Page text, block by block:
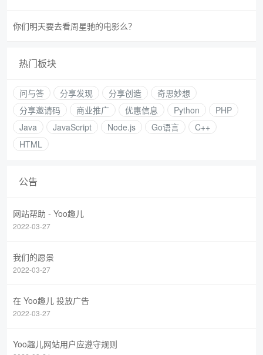
你们明天要去看周星驰的电影么？
热门板块
问与答 分享发现 分享创造
奇思妙想
分享邀请码
商业推广 优惠信息 Python
PHP
Java
JavaScript Node.js Go语言
C++
HTML
公告
网站帮助 - Yoo趣儿
2022-03-27
我们的愿景
2022-03-27
在 Yoo趣儿 投放广告
2022-03-27
Yoo趣儿网站用户应遵守规则